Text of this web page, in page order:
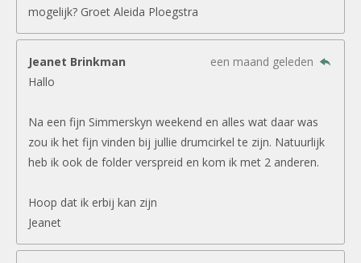
mogelijk? Groet Aleida Ploegstra
Jeanet Brinkman
een maand geleden
Hallo
Na een fijn Simmerskyn weekend en alles wat daar was
zou ik het fijn vinden bij jullie drumcirkel te zijn. Natuurlijk
heb ik ook de folder verspreid en kom ik met 2 anderen.
Hoop dat ik erbij kan zijn
Jeanet